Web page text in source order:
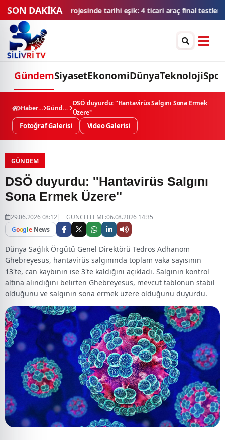
SON DAKİKA
ticari araç final testlerindeTMSF, 106 aracı ihaleyle satışa sunacak
GündemSiyasetEkonomiDünyaTeknolojiSpor
Haberler Gündem
DSÖ duyurdu: ''Hantavirüs Salgını Sona Ermek
Üzere''
Fotoğraf Galerisi Video Galerisi
GÜNDEM
DSÖ duyurdu: ''Hantavirüs Salgını
Sona Ermek Üzere''
29.06.2026 08:12
GÜNCELLEME:06.08.2026 14:35
Google News
Dünya Sağlık Örgütü Genel Direktörü Tedros Adhanom
Ghebreyesus, hantavirüs salgınında toplam vaka sayısının
13'te, can kaybının ise 3'te kaldığını açıkladı. Salgının kontrol
altına alındığını belirten Ghebreyesus, mevcut tablonun stabil
olduğunu ve salgının sona ermek üzere olduğunu duyurdu.